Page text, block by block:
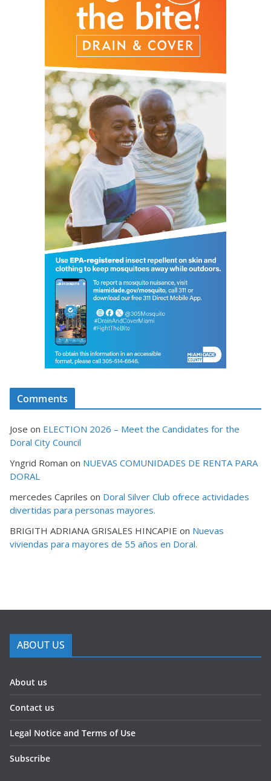
Comments
Jose on ELECTION 2026 – Meet the Candidates for the
Doral City Council
Yngrid Roman on NUEVAS COMUNIDADES DE RENTA PARA
DORAL
mercedes Capriles on Doral Silver Club ofrece actividades
divertidas para personas mayores.
BRIGITH ADRIANA GRISALES HINCAPIE on Nuevas
viviendas para mayores de 55 años en Doral.
ABOUT US
About us
Contact us
Legal Notice and Terms of Use
Subscribe